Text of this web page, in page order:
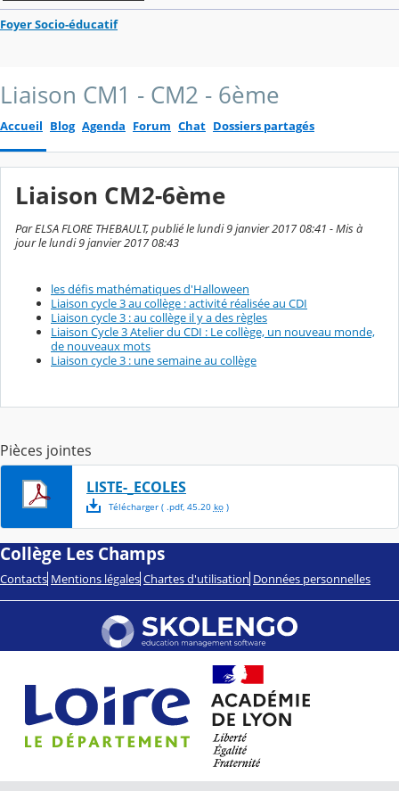
Foyer Socio-éducatif
Liaison CM1 - CM2 - 6ème
Accueil Blog Agenda Forum Chat Dossiers partagés
Liaison CM2-6ème
Par ELSA FLORE THEBAULT, publié le lundi 9 janvier 2017 08:41 - Mis à
jour le lundi 9 janvier 2017 08:43
les défis mathématiques d'Halloween
Liaison cycle 3 au collège : activité réalisée au CDI
Liaison cycle 3 : au collège il y a des règles
Liaison Cycle 3 Atelier du CDI : Le collège, un nouveau monde,
de nouveaux mots
Liaison cycle 3 : une semaine au collège
Pièces jointes
LISTE-_ECOLES
Télécharger( .pdf, 45.20 ko)
Collège Les Champs
Contacts Mentions légales Chartes d'utilisation Données personnelles